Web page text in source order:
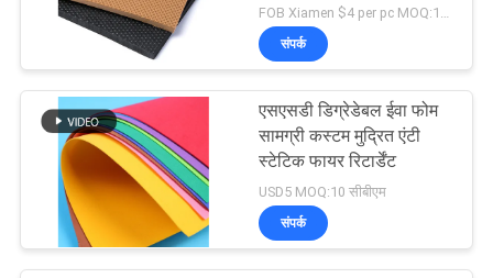
बारे
कारखाना
भ्रमण
ईवा मरीन फोम शीट्स
18
FOB Xiamen $4 per pc MOQ:150 पीसी
संपर्क
एसएसडी डिग्रेडेबल ईवा फोम
सामग्री कस्टम मुद्रित एंटी
स्टेटिक फायर रिटार्डेंट
USD5 MOQ:10 सीबीएम
संपर्क